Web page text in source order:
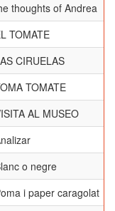
thoughts of Andrea
TOMATE
CIRUELAS
TOMATE
AL MUSEO
o negre
i paper caragolat